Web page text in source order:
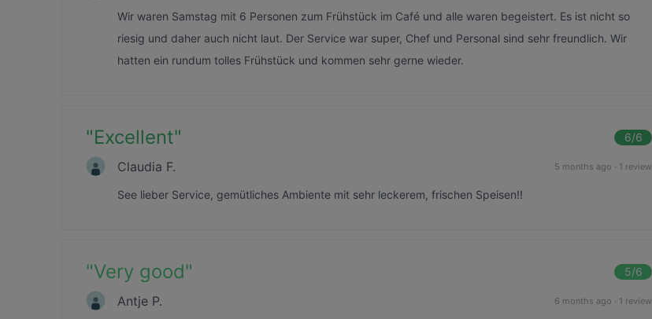
Wir waren Samstag mit 6 Personen zum Frühstück im Café und alle waren begeistert. Es ist nicht so
riesig und daher auch nicht laut. Der Service war super, Chef und Personal sind sehr freundlich. Wir
hatten ein rundum tolles Frühstück und kommen sehr gerne wieder.
"Excellent" 6/6
Claudia F. 5 months ago · 1 review
See lieber Service, gemütliches Ambiente mit sehr leckerem, frischen Speisen!!
"Very good" 5/6
Antje P. 6 months ago · 1 review